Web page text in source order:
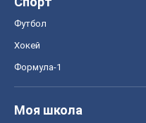
Футбол
Хокей
Формула-1
Моя школа